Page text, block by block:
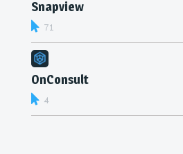
Snapview
71
OnConsult
4